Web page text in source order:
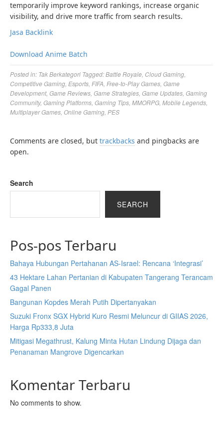
temporarily improve keyword rankings, increase organic
visibility, and drive more traffic from search results.
Jasa Backlink
Download Anime Batch
Posted in: Tak Berkategori Tagged:Battle Royale Cloud Gaming
Competitive Gaming Esports FIFA Free-to-Play Games Game
Development, Game Reviews Game Strategies Game Updates Gaming
Community, Gaming Platforms Gaming Tips MMORPG Mobile Legends
Multiplayer Games Online Gaming PES
Comments are closed, but trackbacks and pingbacks are
open.
Search
SEARCH
Pos-pos Terbaru
Bahaya Hubungan Pertahanan AS-Israel: Rencana ‘Integrasi’
43 Hektare Lahan Pertanian di Kabupaten Tangerang Terancam
Gagal Panen
Bangunan Kopdes Merah Putih Dipertanyakan
Suzuki Fronx SGX Hybrid Kuro Resmi Meluncur di GIIAS 2026,
Harga Rp333,8 Juta
Mitigasi Megathrust, Kalung Minta Hutan Lindung Dijaga dan
Penanaman Mangrove Digencarkan
Komentar Terbaru
No comments to show.